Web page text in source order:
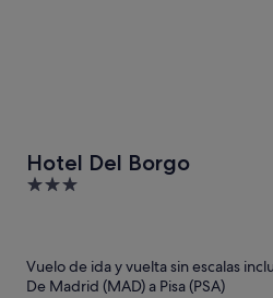
Hotel Del Borgo
3
5
Vuelo de ida y vuelta sin escalas
De Madrid (MAD) a Pisa (PSA)